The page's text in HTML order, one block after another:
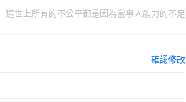
這世上所有的不公平都是因為當事人能力的不足
確認修改